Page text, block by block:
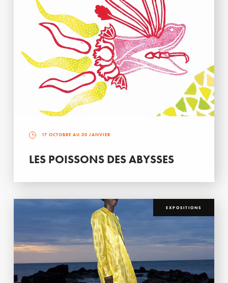
17 OCTOBRE AU 30 JANVIER
LES POISSONS DES ABYSSES
EXPOSITIONS